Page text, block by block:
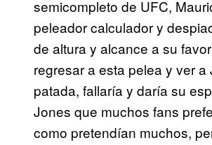
semicompleto de UFC,
peleador calculador y
de altura y alcance a su
regresar a esta pelea y ver
patada, fallaría y daría su
Jones que muchos fans
como pretendían muchos,